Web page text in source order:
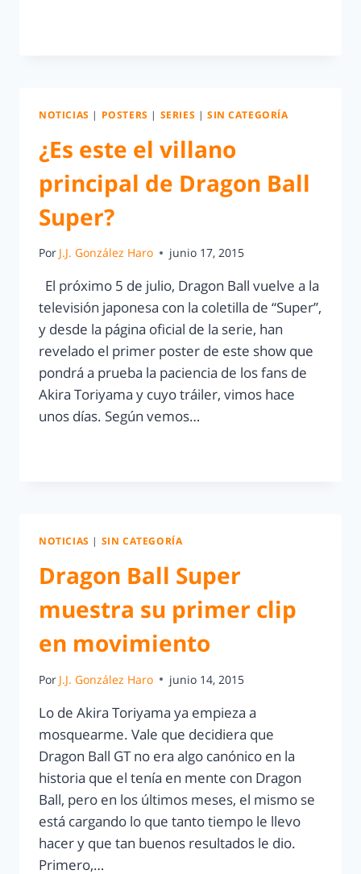
NOTICIAS | POSTERS | SERIES | SIN CATEGORÍA
¿Es este el villano
principal de Dragon Ball
Super?
Por J.J. González Haro junio 17, 2015
El próximo 5 de julio, Dragon Ball vuelve a la
televisión japonesa con la coletilla de “Super”,
y desde la página oficial de la serie, han
revelado el primer poster de este show que
pondrá a prueba la paciencia de los fans de
Akira Toriyama y cuyo tráiler, vimos hace
unos días. Según vemos…
NOTICIAS | SIN CATEGORÍA
Dragon Ball Super
muestra su primer clip
en movimiento
Por J.J. González Haro junio 14, 2015
Lo de Akira Toriyama ya empieza a
mosquearme. Vale que decidiera que
Dragon Ball GT no era algo canónico en la
historia que el tenía en mente con Dragon
Ball, pero en los últimos meses, el mismo se
está cargando lo que tanto tiempo le llevo
hacer y que tan buenos resultados le dio.
Primero,…